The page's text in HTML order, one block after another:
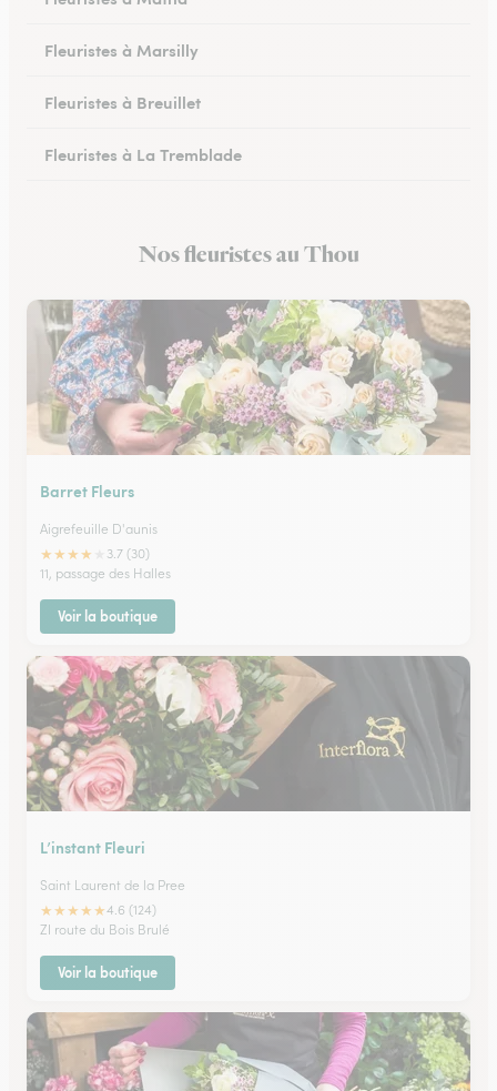
Fleuristes à Marsilly
Fleuristes à Breuillet
Fleuristes à La Tremblade
Fleuristes à MontendreNos fleuristes au Thou
Barret Fleurs
Aigrefeuille D'aunis
★★★★
3.7 (30)
11, passage des Halles
Voir la boutique
L’instant Fleuri
Saint Laurent de la Pree
★★★★★4.6 (124)
ZI route du Bois Brulé
Voir la boutique